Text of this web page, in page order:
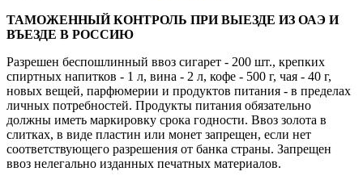
ТАМОЖЕННЫЙ КОНТРОЛЬ ПРИ ВЫЕЗДЕ ИЗ ОАЭ И
ВЪЕЗДЕ В РОССИЮ
Разрешен беспошлинный ввоз сигарет - 200 шт., крепких
спиртных напитков - 1 л, вина - 2 л, кофе - 500 г, чая - 40 г,
новых вещей, парфюмерии и продуктов питания - в пределах
личных потребностей. Продукты питания обязательно
должны иметь маркировку срока годности. Ввоз золота в
слитках, в виде пластин или монет запрещен, если нет
соответствующего разрешения от банка страны. Запрещен
ввоз нелегально изданных печатных материалов.